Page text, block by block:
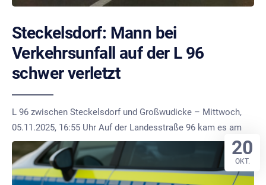
Steckelsdorf: Mann bei
Verkehrsunfall auf der L 96
schwer verletzt
L 96 zwischen Steckelsdorf und Großwudicke – Mittwoch,
05.11.2025, 16:55 Uhr Auf der Landesstraße 96 kam es am
20
OKT.